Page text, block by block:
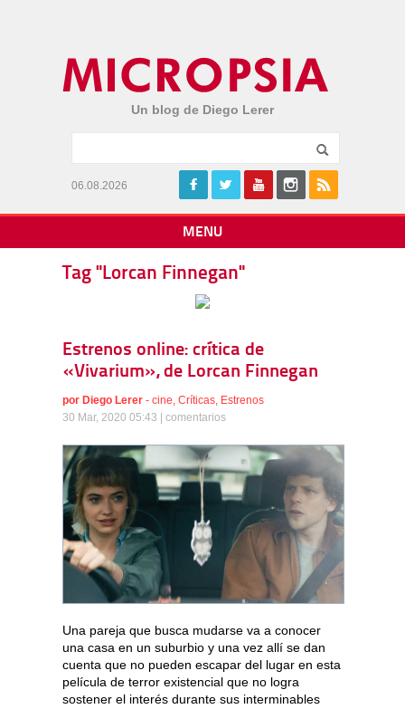
Un blog de Diego Lerer
06.08.2026
MENU
Tag "Lorcan Finnegan"
Estrenos online: crítica de
«Vivarium», de Lorcan Finnegan
por Diego Lerer - cine, Críticas, Estrenos
30 Mar, 2020 05:43 | comentarios
Una pareja que busca mudarse va a conocer
una casa en un suburbio y una vez allí se dan
cuenta que no pueden escapar del lugar en esta
película de terror existencial que no logra
sostener el interés durante sus interminables